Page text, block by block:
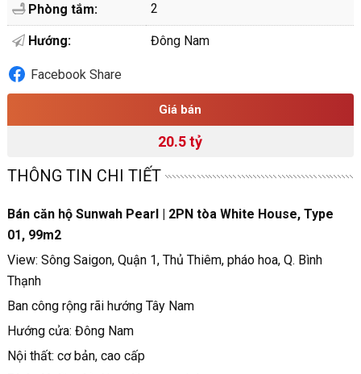
Phòng tắm: 2
Hướng: Đông Nam
Facebook Share
Giá bán
20.5 tỷ
THÔNG TIN CHI TIẾT
Bán căn hộ Sunwah Pearl | 2PN tòa White House, Type
01, 99m2
View: Sông Saigon, Quận 1, Thủ Thiêm, pháo hoa, Q. Bình
Thạnh
Ban công rộng rãi hướng Tây Nam
Hướng cửa: Đông Nam
Nội thất: cơ bản, cao cấp